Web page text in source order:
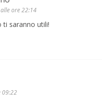
ore 22:14
ti saranno utili!
09:22